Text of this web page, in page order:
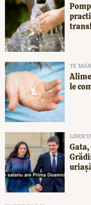
TE
le